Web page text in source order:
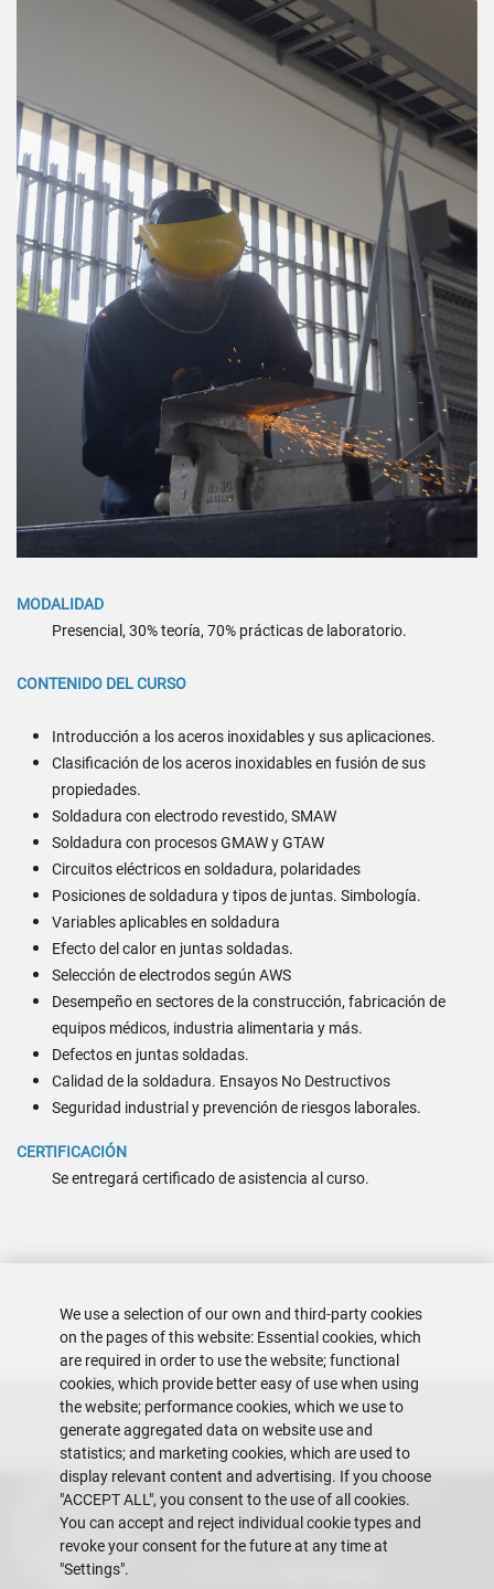
MODALIDAD
Presencial, 30% teoría, 70% prácticas de laboratorio.
CONTENIDO DEL CURSO
Introducción a los aceros inoxidables y sus aplicaciones.
Clasificación de los aceros inoxidables en fusión de sus
propiedades.
Soldadura con electrodo revestido, SMAW
Soldadura con procesos GMAW y GTAW
Circuitos eléctricos en soldadura, polaridades
Posiciones de soldadura y tipos de juntas. Simbología.
Variables aplicables en soldadura
Efecto del calor en juntas soldadas.
Selección de electrodos según AWS
Desempeño en sectores de la construcción, fabricación de
equipos médicos, industria alimentaria y más.
Defectos en juntas soldadas.
Calidad de la soldadura. Ensayos No Destructivos
Seguridad industrial y prevención de riesgos laborales.
CERTIFICACIÓN
Se entregará certificado de asistencia al curso.
Escuela Superior Politécnica del Litoral
Gustavo Galindo Campus
Guayaquil - Ecuador
We use a selection of our own and third-party cookies
on the pages of this website: Essential cookies, which
are required in order to use the website; functional
cookies, which provide better easy of use when using
the website; performance cookies, which we use to
generate aggregated data on website use and
statistics; and marketing cookies, which are used to
display relevant content and advertising. If you choose
"ACCEPT ALL", you consent to the use of all cookies.
You can accept and reject individual cookie types and
revoke your consent for the future at any time at
"Settings".